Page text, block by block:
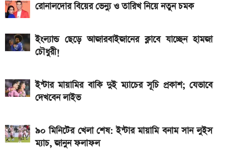
সরকারি চাকরিজীবীরা
দাম
দেশে আজ একভরি ২১ ক্যারেট স্বর্ণের দাম
২০২৬ সালের প্রথম পূর্ণগ্রাস সূর্যগ্রহণ কবে, কোথা থেকে দেখা
রোনালদোর বিয়ের ভেন্যু ও তারিখ নিয়ে নতুন চমক
ইংল্যান্ড ছেড়ে আজারবাইজানের ক্লাবে যাচ্ছেন হামজা
চৌধুরী!
ইন্টার মায়ামির বাকি দুই ম্যাচের সূচি প্রকাশ; যেভাবে
দেখবেন লাইভ
৯০ মিনিটের খেলা শেষ: ইন্টার মায়ামি বনাম সান লুইস
ম্যাচ, জানুন ফলাফল